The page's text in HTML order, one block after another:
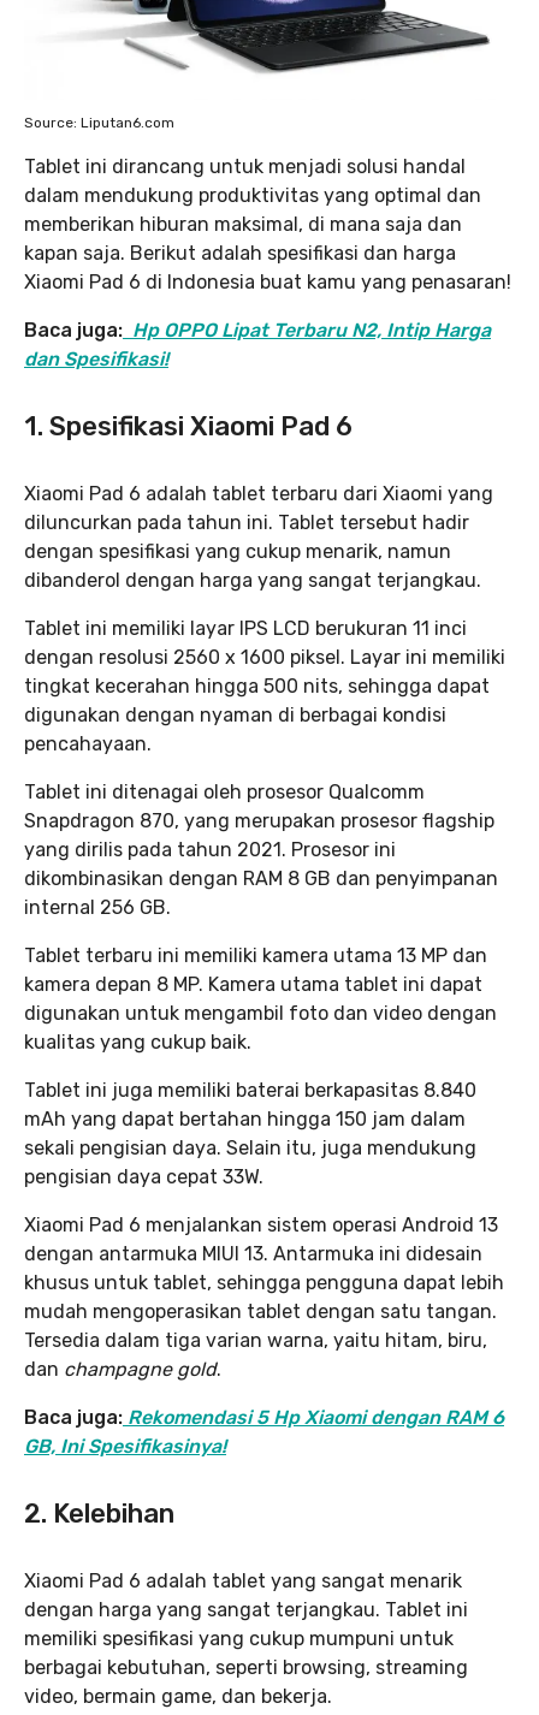
Source: Liputan6.com
Tablet ini dirancang untuk menjadi solusi handal
dalam mendukung produktivitas yang optimal dan
memberikan hiburan maksimal, di mana saja dan
kapan saja. Berikut adalah spesifikasi dan harga
Xiaomi Pad 6 di Indonesia buat kamu yang penasaran!
Baca juga: Hp OPPO Lipat Terbaru N2, Intip Harga
dan Spesifikasi!
1. Spesifikasi Xiaomi Pad 6
Xiaomi Pad 6 adalah tablet terbaru dari Xiaomi yang
diluncurkan pada tahun ini. Tablet tersebut hadir
dengan spesifikasi yang cukup menarik, namun
dibanderol dengan harga yang sangat terjangkau.
Tablet ini memiliki layar IPS LCD berukuran 11 inci
dengan resolusi 2560 x 1600 piksel. Layar ini memiliki
tingkat kecerahan hingga 500 nits, sehingga dapat
digunakan dengan nyaman di berbagai kondisi
pencahayaan.
Tablet ini ditenagai oleh prosesor Qualcomm
Snapdragon 870, yang merupakan prosesor flagship
yang dirilis pada tahun 2021. Prosesor ini
dikombinasikan dengan RAM 8 GB dan penyimpanan
internal 256 GB.
Tablet terbaru ini memiliki kamera utama 13 MP dan
kamera depan 8 MP. Kamera utama tablet ini dapat
digunakan untuk mengambil foto dan video dengan
kualitas yang cukup baik.
Tablet ini juga memiliki baterai berkapasitas 8.840
mAh yang dapat bertahan hingga 150 jam dalam
sekali pengisian daya. Selain itu, juga mendukung
pengisian daya cepat 33W.
Xiaomi Pad 6 menjalankan sistem operasi Android 13
dengan antarmuka MIUI 13. Antarmuka ini didesain
khusus untuk tablet, sehingga pengguna dapat lebih
mudah mengoperasikan tablet dengan satu tangan.
Tersedia dalam tiga varian warna, yaitu hitam, biru,
dan champagne gold.
Baca juga: Rekomendasi 5 Hp Xiaomi dengan RAM 6
GB, Ini Spesifikasinya!
2. Kelebihan
Xiaomi Pad 6 adalah tablet yang sangat menarik
dengan harga yang sangat terjangkau. Tablet ini
memiliki spesifikasi yang cukup mumpuni untuk
berbagai kebutuhan, seperti browsing, streaming
video, bermain game, dan bekerja.